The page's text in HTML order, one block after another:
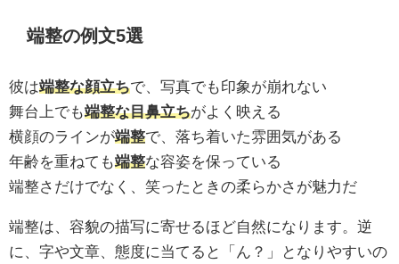
端整の例文5選
彼は端整な顔立ちで、写真でも印象が崩れない
舞台上でも端整な目鼻立ちがよく映える
横顔のラインが端整で、落ち着いた雰囲気がある
年齢を重ねても端整な容姿を保っている
端整さだけでなく、笑ったときの柔らかさが魅力だ
端整は、容貌の描写に寄せるほど自然になります。逆
に、字や文章、態度に当てると「ん？」となりやすいの